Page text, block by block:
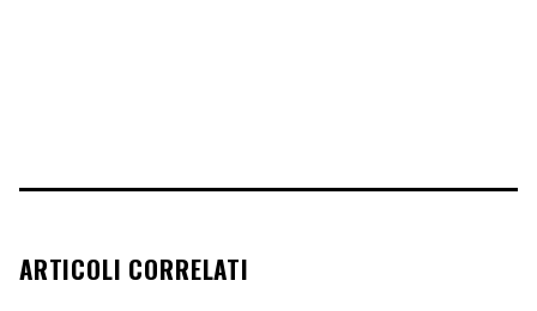
ARTICOLI CORRELATI